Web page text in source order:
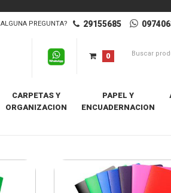
ALGUNA PREGUNTA? 29155685
0
CARPETAS Y
ORGANIZACION
PAPEL Y
ENCUADERNACION